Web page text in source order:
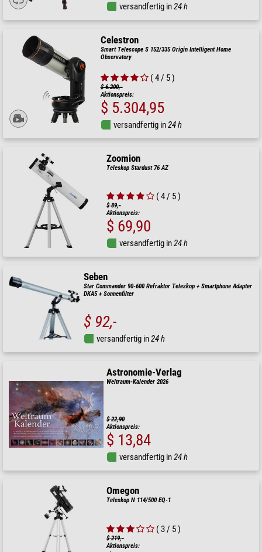
versandfertig in24 h
Celestron
Smart Telescope S 152/335 Origin Intelligent Home
Observatory
( 4 / 5 )
$ 6.200,-
Aktionspreis:
$ 5.304,95
versandfertig in24 h
Zoomion
Teleskop Stardust 76 AZ
( 4 / 5 )
$ 89,-
Aktionspreis:
$ 69,90
versandfertig in24 h
Seben
Star Commander 90-600 Refraktor Teleskop + Smartphone Adapter
DKA5 + Sonnenfilter
$ 92,-
versandfertig in24 h
Astronomie-Verlag
Weltraum-Kalender 2026
$ 22,90
Aktionspreis:
$ 13,84
versandfertig in24 h
Omegon
Teleskop N 114/500 EQ-1
( 3 / 5 )
$ 219,-
Aktionspreis: